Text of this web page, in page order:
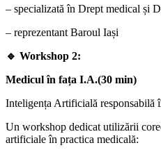
– specializată în Drept medical și
– reprezentant Baroul Iași
🔹 Workshop 2:
Medicul în fața I.A.(30 min)
Inteligența Artificială responsabilă
Un workshop dedicat utilizării
artificiale în practica medicală: